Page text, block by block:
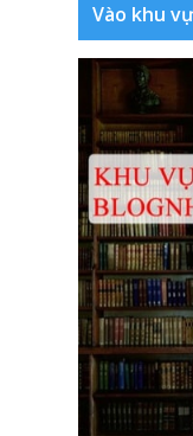
Vào khu